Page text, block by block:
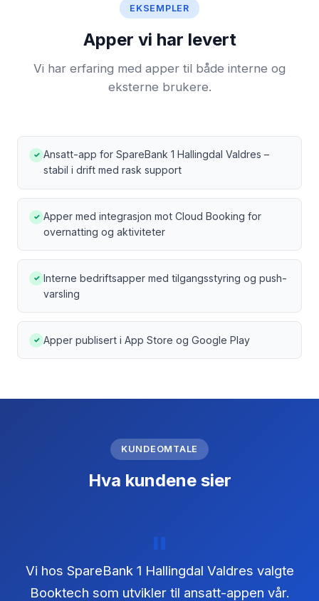
EKSEMPLER
Apper vi har levert
Vi har erfaring med apper til både interne og
eksterne brukere.
✓ Ansatt-app for SpareBank 1 Hallingdal Valdres –
stabil i drift med rask support
✓ Apper med integrasjon mot Cloud Booking for
overnatting og aktiviteter
✓ Interne bedriftsapper med tilgangsstyring og push-
varsling
✓ Apper publisert i App Store og Google Play
KUNDEOMTALE
Hva kundene sier
"
Vi hos SpareBank 1 Hallingdal Valdres valgte
Booktech som utvikler til ansatt-appen vår.